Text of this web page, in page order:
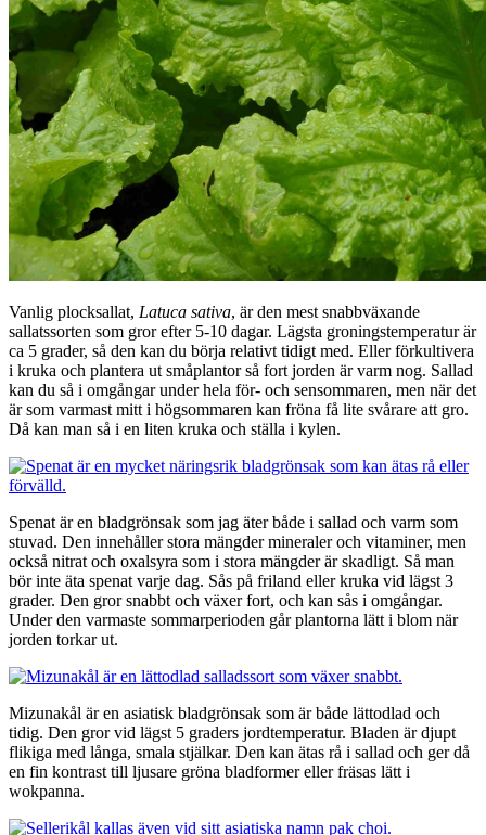
Vanlig plocksallat, Latuca sativa, är den mest snabbväxande
sallatssorten som gror efter 5-10 dagar. Lägsta groningstemperatur är
ca 5 grader, så den kan du börja relativt tidigt med. Eller förkultivera
i kruka och plantera ut småplantor så fort jorden är varm nog. Sallad
kan du så i omgångar under hela för- och sensommaren, men när det
är som varmast mitt i högsommaren kan fröna få lite svårare att gro.
Då kan man så i en liten kruka och ställa i kylen.
Spenat är en bladgrönsak som jag äter både i sallad och varm som
stuvad. Den innehåller stora mängder mineraler och vitaminer, men
också nitrat och oxalsyra som i stora mängder är skadligt. Så man
bör inte äta spenat varje dag. Sås på friland eller kruka vid lägst 3
grader. Den gror snabbt och växer fort, och kan sås i omgångar.
Under den varmaste sommarperioden går plantorna lätt i blom när
jorden torkar ut.
Mizunakål är en asiatisk bladgrönsak som är både lättodlad och
tidig. Den gror vid lägst 5 graders jordtemperatur. Bladen är djupt
flikiga med långa, smala stjälkar. Den kan ätas rå i sallad och ger då
en fin kontrast till ljusare gröna bladformer eller fräsas lätt i
wokpanna.